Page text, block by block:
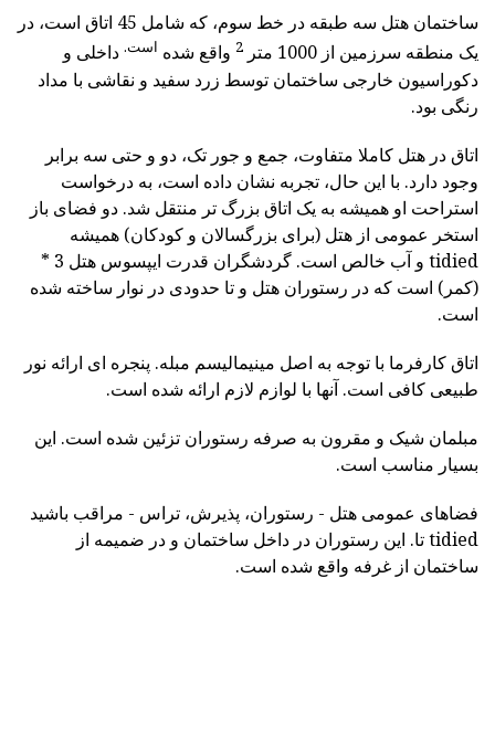
ساختمان هتل سه طبقه در خط سوم، که شامل 45 اتاق است، در
یک منطقه سرزمین از 1000 متر
2 واقع شده است. داخلی و
دکوراسیون خارجی ساختمان توسط زرد سفید و نقاشی با مداد
رنگی بود.
اتاق در هتل کاملا متفاوت، جمع و جور تک، دو و حتی سه برابر
وجود دارد. با این حال، تجربه نشان داده است، به درخواست
استراحت او همیشه به یک اتاق بزرگ تر منتقل شد. دو فضای باز
استخر عمومی از هتل (برای بزرگسالان و کودکان) همیشه
tidied و آب خالص است. گردشگران قدرت ایپسوس هتل 3 *
(کمر) است که در رستوران هتل و تا حدودی در نوار ساخته شده
است.
اتاق کارفرما با توجه به اصل مینیمالیسم مبله. پنجره ای ارائه نور
طبیعی کافی است. آنها با لوازم لازم ارائه شده است.
مبلمان شیک و مقرون به صرفه رستوران تزئین شده است. این
بسیار مناسب است.
فضاهای عمومی هتل - رستوران، پذیرش، تراس - مراقب باشید
tidied تا. این رستوران در داخل ساختمان و در ضمیمه از
ساختمان از غرفه واقع شده است.